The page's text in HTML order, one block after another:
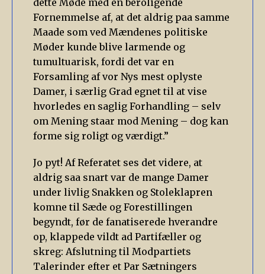
dette Møde med en beroligende
Fornemmelse af, at det aldrig paa samme
Maade som ved Mændenes politiske
Møder kunde blive larmende og
tumultuarisk, fordi det var en
Forsamling af vor Nys mest oplyste
Damer, i særlig Grad egnet til at vise
hvorledes en saglig Forhandling – selv
om Mening staar mod Mening – dog kan
forme sig roligt og værdigt.”
Jo pyt! Af Referatet ses det videre, at
aldrig saa snart var de mange Damer
under livlig Snakken og Stoleklapren
komne til Sæde og Forestillingen
begyndt, før de fanatiserede hverandre
op, klappede vildt ad Partifæller og
skreg: Afslutning til Modpartiets
Talerinder efter et Par Sætningers